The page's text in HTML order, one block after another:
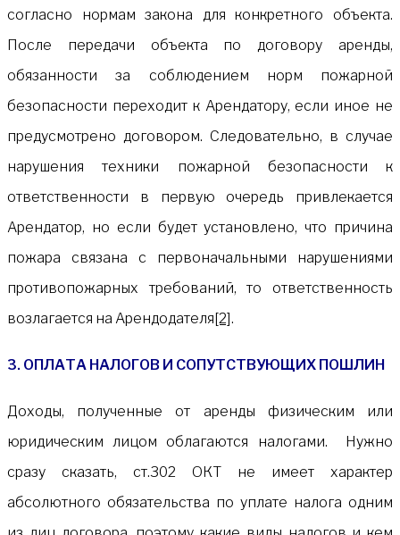
согласно нормам закона для конкретного объекта.
После передачи объекта по договору аренды,
обязанности за соблюдением норм пожарной
безопасности переходит к Арендатору, если иное не
предусмотрено договором. Следовательно, в случае
нарушения техники пожарной безопасности к
ответственности в первую очередь привлекается
Арендатор, но если будет установлено, что причина
пожара связана с первоначальными нарушениями
противопожарных требований, то ответственность
возлагается на Арендодателя[2].
3. ОПЛАТА НАЛОГОВ И СОПУТСТВУЮЩИХ ПОШЛИН
Доходы, полученные от аренды физическим или
юридическим лицом облагаются налогами. Нужно
сразу сказать, ст.302 ОКТ не имеет характер
абсолютного обязательства по уплате налога одним